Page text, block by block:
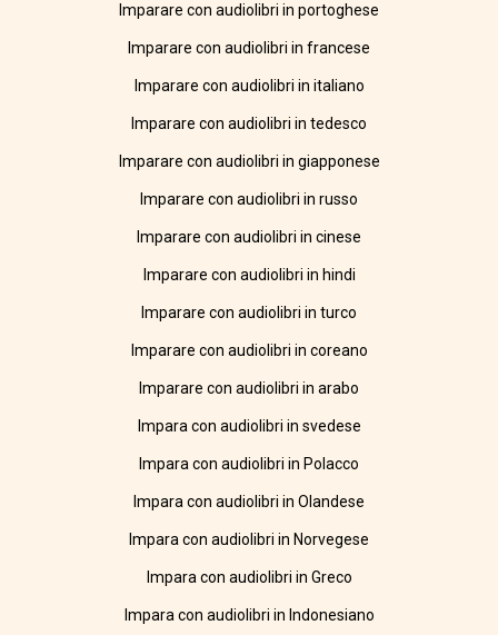
Imparare con audiolibri in portoghese
Imparare con audiolibri in francese
Imparare con audiolibri in italiano
Imparare con audiolibri in tedesco
Imparare con audiolibri in giapponese
Imparare con audiolibri in russo
Imparare con audiolibri in cinese
Imparare con audiolibri in hindi
Imparare con audiolibri in turco
Imparare con audiolibri in coreano
Imparare con audiolibri in arabo
Impara con audiolibri in svedese
Impara con audiolibri in Polacco
Impara con audiolibri in Olandese
Impara con audiolibri in Norvegese
Impara con audiolibri in Greco
Impara con audiolibri in Indonesiano